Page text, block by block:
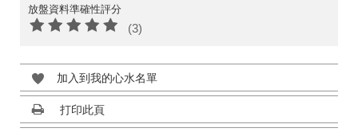
放盤資料準確性評分
(3)
加入到我的心水名單
打印此頁